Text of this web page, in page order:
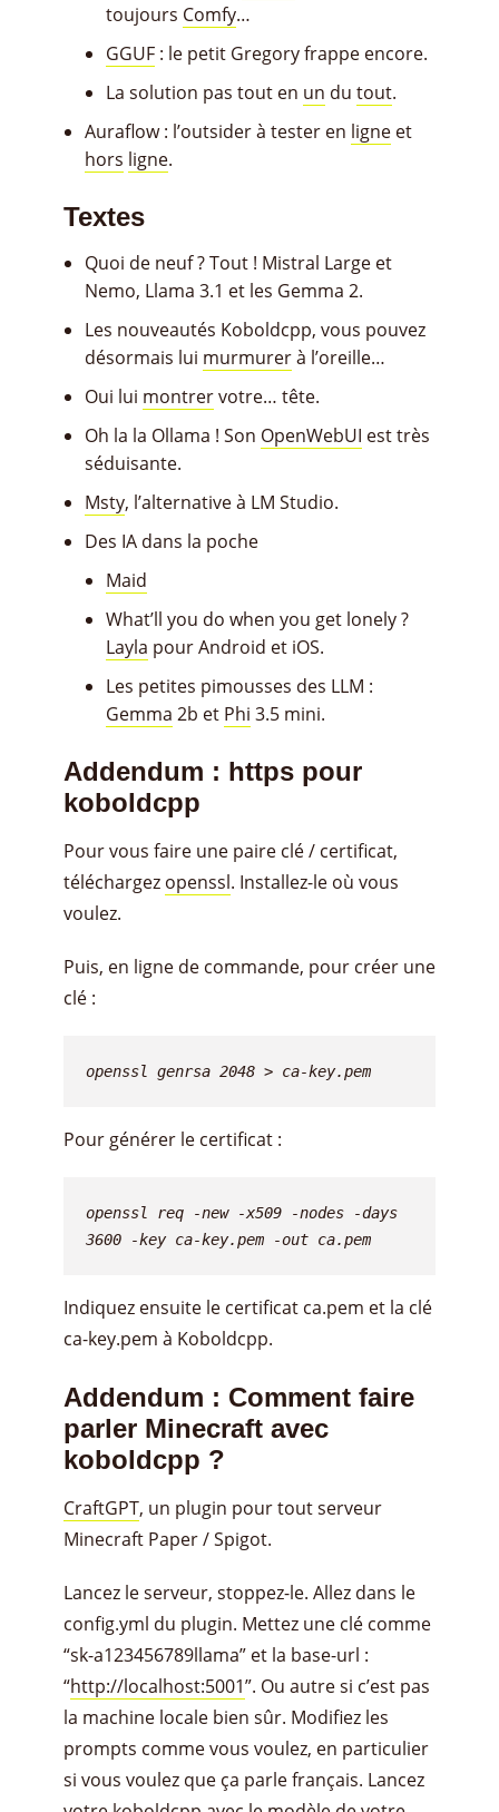
toujours Comfy…
GGUF : le petit Gregory frappe encore.
La solution pas tout en un du tout.
Auraflow : l’outsider à tester en ligne et
hors ligne.
Textes
Quoi de neuf ? Tout ! Mistral Large et
Nemo, Llama 3.1 et les Gemma 2.
Les nouveautés Koboldcpp, vous pouvez
désormais lui murmurerà l’oreille…
Oui lui montrervotre… tête.
Oh la la Ollama ! Son OpenWebUI est très
séduisante.
Msty, l’alternative à LM Studio.
Des IA dans la poche
Maid
What’ll you do when you get lonely ?
Layla pour Android et iOS.
Les petites pimousses des LLM :
Gemma 2b et Phi 3.5 mini.
Addendum : https pour
koboldcpp
Pour vous faire une paire clé / certificat,
téléchargez openssl. Installez-le où vous
voulez.
Puis, en ligne de commande, pour créer une
clé :
openssl genrsa 2048 > ca-key.pem
Pour générer le certificat :
openssl req -new -x509 -nodes -days
3600 -key ca-key.pem -out ca.pem
Indiquez ensuite le certificat ca.pem et la clé
ca-key.pem à Koboldcpp.
Addendum : Comment faire
parler Minecraft avec
koboldcpp ?
CraftGPT, un plugin pour tout serveur
Minecraft Paper / Spigot.
Lancez le serveur, stoppez-le. Allez dans le
config.yml du plugin. Mettez une clé comme
“sk-a123456789llama” et la base-url :
“http://localhost:5001”. Ou autre si c’est pas
la machine locale bien sûr. Modifiez les
prompts comme vous voulez, en particulier
si vous voulez que ça parle français. Lancez